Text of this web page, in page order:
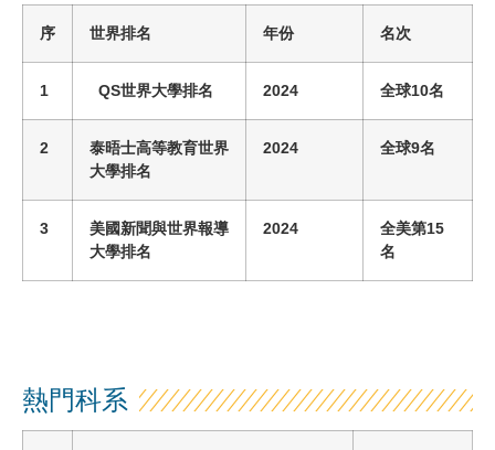
序 世界排名 年份 名次
1 QS世界大學排名 2024 全球10名
2
泰晤士高等教育世界
大學排名
2024 全球9名
3
美國新聞與世界報導
大學排名
2024 全美第15
名
熱門科系